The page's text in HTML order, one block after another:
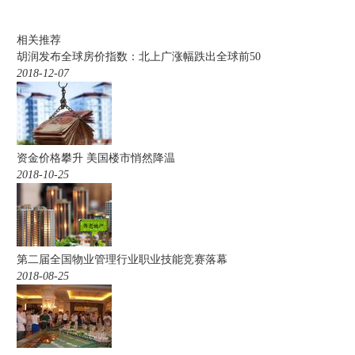
相关推荐
胡润发布全球房价指数：北上广涨幅跌出全球前50
2018-12-07
资金价格攀升 美国楼市悄然降温
2018-10-25
第二届全国物业管理行业职业技能竞赛落幕
2018-08-25